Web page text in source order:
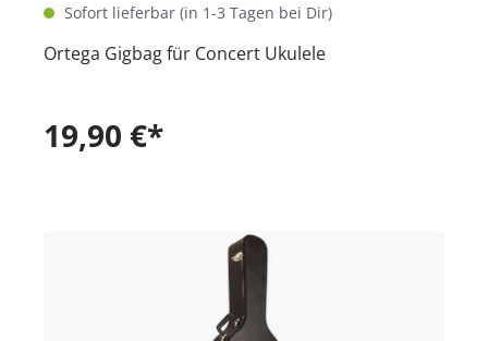
Sofort lieferbar (in 1-3 Tagen bei Dir)
Ortega Gigbag für Concert Ukulele
19,90 €*